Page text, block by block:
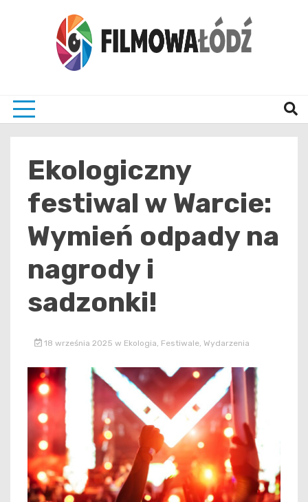
Ekologiczny
festiwal w Warcie:
Wymień odpady na
nagrody i
sadzonki!
18 września 2025 w Ekologia Festiwale, Wydarzenia